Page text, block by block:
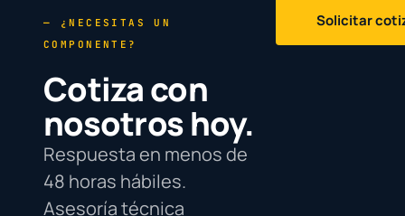
— ¿NECESITAS UN
COMPONENTE?
Cotiza con
nosotros hoy.
Respuesta en menos de
48 horas hábiles.
Asesoría técnica
Solicitar